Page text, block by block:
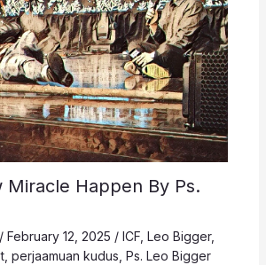
Miracle Happen By Ps.
/ February 12, 2025 / ICF, Leo Bigger,
, perjaamuan kudus Ps. Leo Bigger